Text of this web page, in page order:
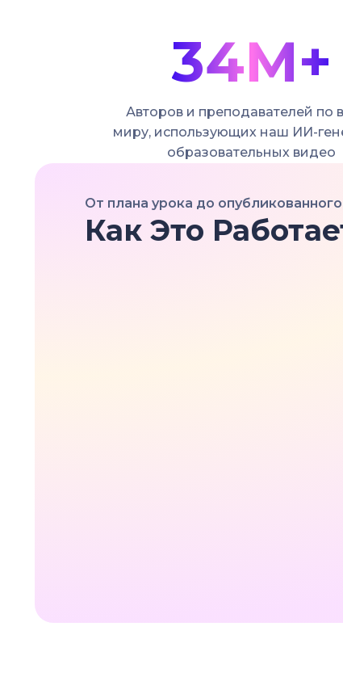
34M+
Авторов и преподавателей по
миру, использующих наш ИИ-
образовательных видео
От плана урока до
Как Это